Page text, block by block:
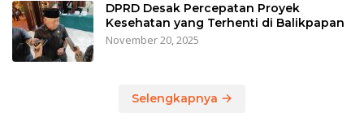
DPRD Desak Percepatan Proyek
Kesehatan yang Terhenti di Balikpapan
November 20, 2025
Selengkapnya